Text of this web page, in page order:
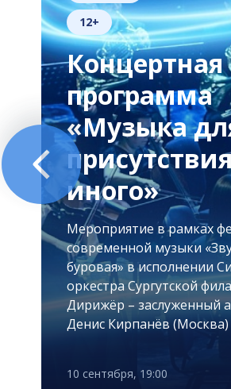
12+
Концертная
программа
«Музыка
иного»
Мероприятие в рамках
современной музыки
буровая» в исполнении
оркестра Сургутской
Дирижёр – заслуженный
Денис Кирпанёв (Москва)
10 сентября, 19:00